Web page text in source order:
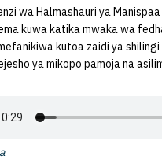
wa Halmashauri ya
kuwa katika mwaka wa
kutoa zaidi ya
ya mikopo pamoja na